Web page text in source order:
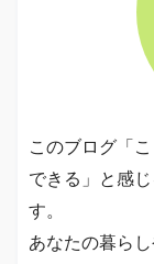
このブログ「
できる」と感
す。
あなたの暮ら